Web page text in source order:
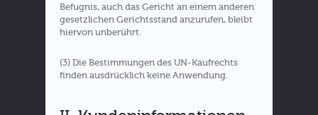
Befugnis, auch das Gericht an einem anderen
gesetzlichen Gerichtsstand anzurufen, bleibt
hiervon unberührt.
(3) Die Bestimmungen des UN-Kaufrechts
finden ausdrücklich keine Anwendung.